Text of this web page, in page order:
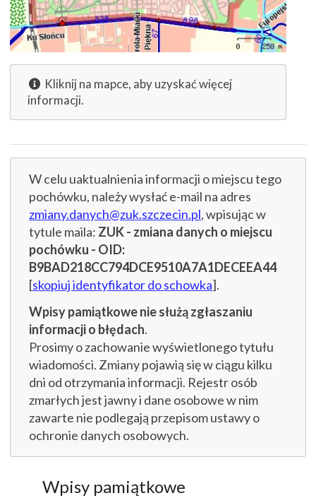
Kliknij na mapce, aby uzyskać więcej
informacji.
W celu uaktualnienia informacji o miejscu tego
pochówku, należy wysłać e-mail na adres
zmiany.danych@zuk.szczecin.pl, wpisując w
tytule maila: ZUK - zmiana danych o miejscu
pochówku - OID:
B9BAD218CC794DCE9510A7A1DECEEA44
[skopiuj identyfikator do schowka].
Wpisy pamiątkowe nie służą zgłaszaniu
informacji o błędach.
Prosimy o zachowanie wyświetlonego tytułu
wiadomości. Zmiany pojawią się w ciągu kilku
dni od otrzymania informacji. Rejestr osób
zmarłych jest jawny i dane osobowe w nim
zawarte nie podlegają przepisom ustawy o
ochronie danych osobowych.
Wpisy pamiątkowe